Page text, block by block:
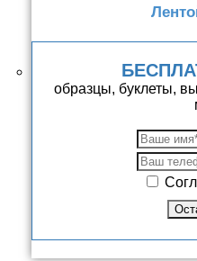
образцы, буклеты,